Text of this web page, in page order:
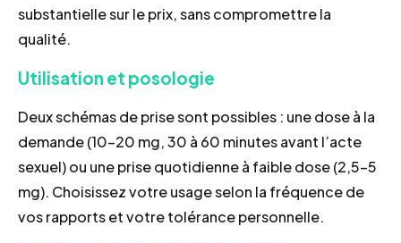
substantielle sur le prix, sans compromettre la
qualité.
Utilisation et posologie
Deux schémas de prise sont possibles : une dose à la
demande (10–20 mg, 30 à 60 minutes avant l’acte
sexuel) ou une prise quotidienne à faible dose (2,5–5
mg). Choisissez votre usage selon la fréquence de
vos rapports et votre tolérance personnelle.